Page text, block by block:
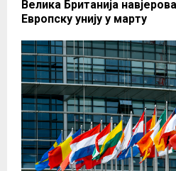
Велика Британија
Европску унију у марту